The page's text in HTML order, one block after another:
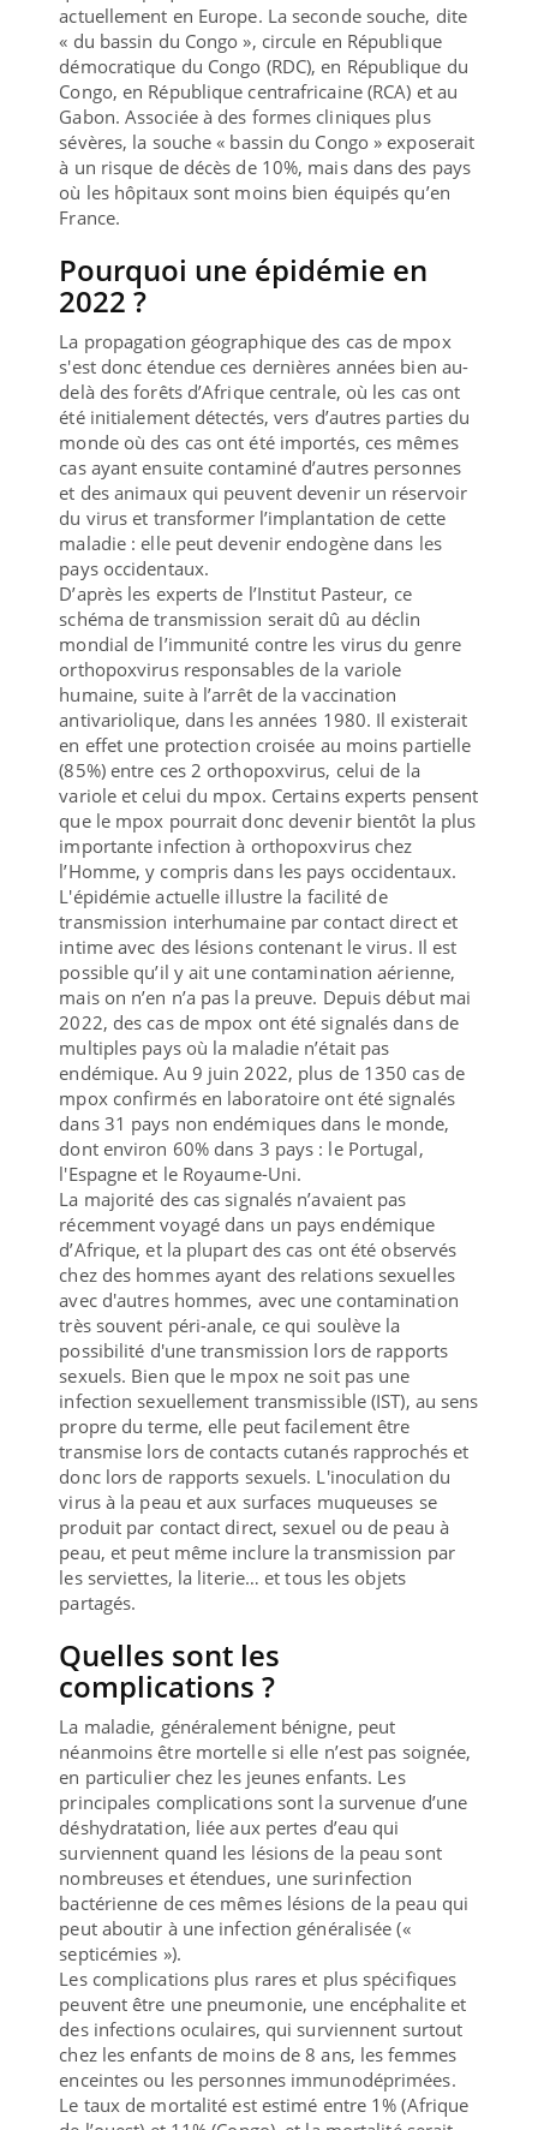
actuellement en Europe. La seconde souche, dite
« du bassin du Congo », circule en République
démocratique du Congo (RDC), en République du
Congo, en République centrafricaine (RCA) et au
Gabon. Associée à des formes cliniques plus
sévères, la souche « bassin du Congo » exposerait
à un risque de décès de 10%, mais dans des pays
où les hôpitaux sont moins bien équipés qu’en
France.
Pourquoi une épidémie en
2022 ?
La propagation géographique des cas de mpox
s'est donc étendue ces dernières années bien au-
delà des forêts d’Afrique centrale, où les cas ont
été initialement détectés, vers d’autres parties du
monde où des cas ont été importés, ces mêmes
cas ayant ensuite contaminé d’autres personnes
et des animaux qui peuvent devenir un réservoir
du virus et transformer l’implantation de cette
maladie : elle peut devenir endogène dans les
pays occidentaux.
D’après les experts de l’Institut Pasteur, ce
schéma de transmission serait dû au déclin
mondial de l’immunité contre les virus du genre
orthopoxvirus responsables de la variole
humaine, suite à l’arrêt de la vaccination
antivariolique, dans les années 1980. Il existerait
en effet une protection croisée au moins partielle
(85%) entre ces 2 orthopoxvirus, celui de la
variole et celui du mpox. Certains experts pensent
que le mpox pourrait donc devenir bientôt la plus
importante infection à orthopoxvirus chez
l’Homme, y compris dans les pays occidentaux.
L'épidémie actuelle illustre la facilité de
transmission interhumaine par contact direct et
intime avec des lésions contenant le virus. Il est
possible qu’il y ait une contamination aérienne,
mais on n’en n’a pas la preuve. Depuis début mai
2022, des cas de mpox ont été signalés dans de
multiples pays où la maladie n’était pas
endémique. Au 9 juin 2022, plus de 1350 cas de
mpox confirmés en laboratoire ont été signalés
dans 31 pays non endémiques dans le monde,
dont environ 60% dans 3 pays : le Portugal,
l'Espagne et le Royaume-Uni.
La majorité des cas signalés n’avaient pas
récemment voyagé dans un pays endémique
d’Afrique, et la plupart des cas ont été observés
chez des hommes ayant des relations sexuelles
avec d'autres hommes, avec une contamination
très souvent péri-anale, ce qui soulève la
possibilité d'une transmission lors de rapports
sexuels. Bien que le mpox ne soit pas une
infection sexuellement transmissible (IST), au sens
propre du terme, elle peut facilement être
transmise lors de contacts cutanés rapprochés et
donc lors de rapports sexuels. L'inoculation du
virus à la peau et aux surfaces muqueuses se
produit par contact direct, sexuel ou de peau à
peau, et peut même inclure la transmission par
les serviettes, la literie… et tous les objets
partagés.
Quelles sont les
complications ?
La maladie, généralement bénigne, peut
néanmoins être mortelle si elle n’est pas soignée,
en particulier chez les jeunes enfants. Les
principales complications sont la survenue d’une
déshydratation, liée aux pertes d’eau qui
surviennent quand les lésions de la peau sont
nombreuses et étendues, une surinfection
bactérienne de ces mêmes lésions de la peau qui
peut aboutir à une infection généralisée («
septicémies »).
Les complications plus rares et plus spécifiques
peuvent être une pneumonie, une encéphalite et
des infections oculaires, qui surviennent surtout
chez les enfants de moins de 8 ans, les femmes
enceintes ou les personnes immunodéprimées.
Le taux de mortalité est estimé entre 1% (Afrique